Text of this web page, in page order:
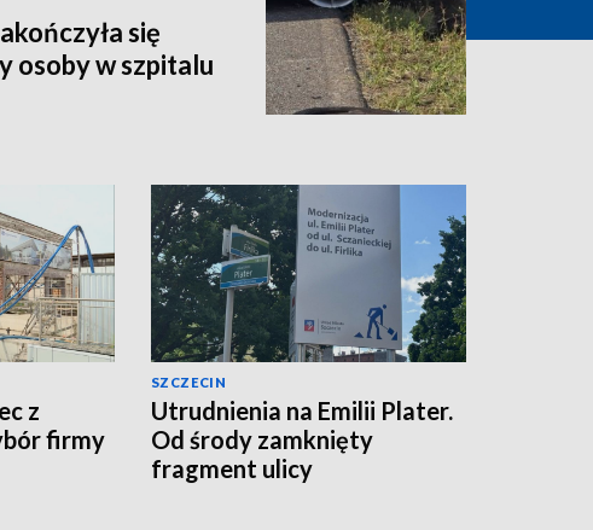
się
osoby w szpitalu
z
firmy
SZCZECIN
Utrudnienia na Emilii Plater.
Od środy zamknięty
fragment ulicy